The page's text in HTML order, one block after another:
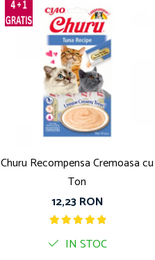
Churu Recompensa Cremoasa cu
Ton
12,23 RON
IN STOC